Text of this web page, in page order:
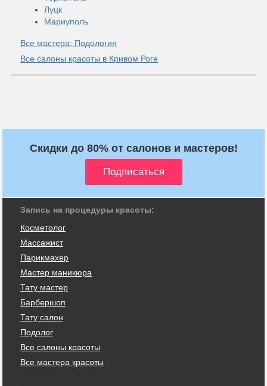
Луцк
Мариуполь
Все мастера: Подология
Все салоны красоты в Кривом Роге
Скидки до 80% от салонов и мастеров!
Запись на процедуры красоты:
Косметолог
Массажист
Парикмахер
Мастер маникюра
Тату мастер
Барбершоп
Тату салон
Подолог
Все салоны красоты
Все мастера красоты